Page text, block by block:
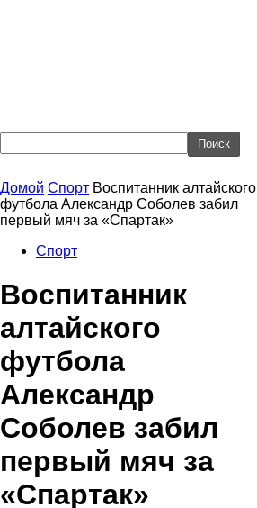
Домой Спорт Воспитанник алтайского
футбола Александр Соболев забил
первый мяч за «Спартак»
Спорт
Воспитанник
алтайского
футбола
Александр
Соболев забил
первый мяч за
«Спартак»